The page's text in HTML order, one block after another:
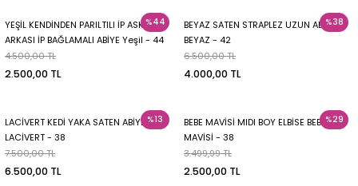
%44
YEŞİL KENDİNDEN PARILTILI İP ASKILI
ARKASI İP BAĞLAMALI ABİYE Yeşil - 44
4.500,00 TL
2.500,00 TL
%38
BEYAZ SATEN STRAPLEZ UZUN ABİYE
BEYAZ - 42
6.500,00 TL
4.000,00 TL
%13
LACİVERT KEDİ YAKA SATEN ABİYE
LACİVERT - 38
7.500,00 TL
6.500,00 TL
%29
BEBE MAVİSİ MIDI BOY ELBİSE BEBE
MAVİSİ - 38
3.499,99 TL
2.500,00 TL